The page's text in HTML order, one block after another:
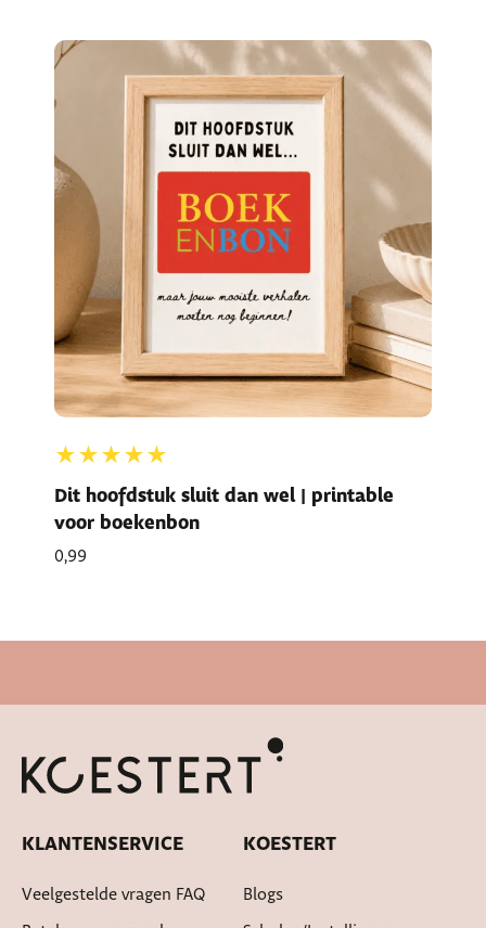
★★★★★
Dit hoofdstuk sluit dan wel | printable
voor boekenbon
0,99
KLANTENSERVICE
Veelgestelde vragen FAQ
KOESTERT
Blogs